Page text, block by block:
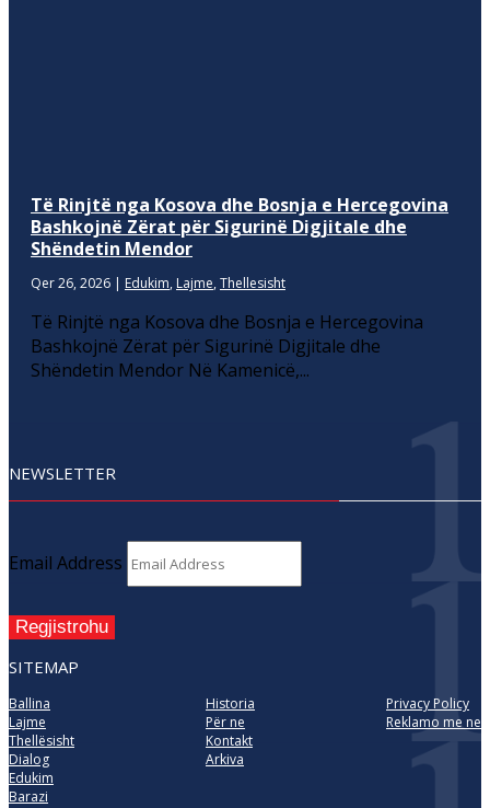
Të Rinjtë nga Kosova dhe Bosnja e Hercegovina
Bashkojnë Zërat për Sigurinë Digjitale dhe
Shëndetin Mendor
Qer 26, 2026 | Edukim, Lajme, Thellesisht
Të Rinjtë nga Kosova dhe Bosnja e Hercegovina
Bashkojnë Zërat për Sigurinë Digjitale dhe
Shëndetin Mendor Në Kamenicë,...
NEWSLETTER
Email Address
Regjistrohu
SITEMAP
Ballina
Lajme
Thellësisht
Dialog
Edukim
Barazi
Historia
Për ne
Kontakt
Arkiva
Privacy Policy
Reklamo me ne